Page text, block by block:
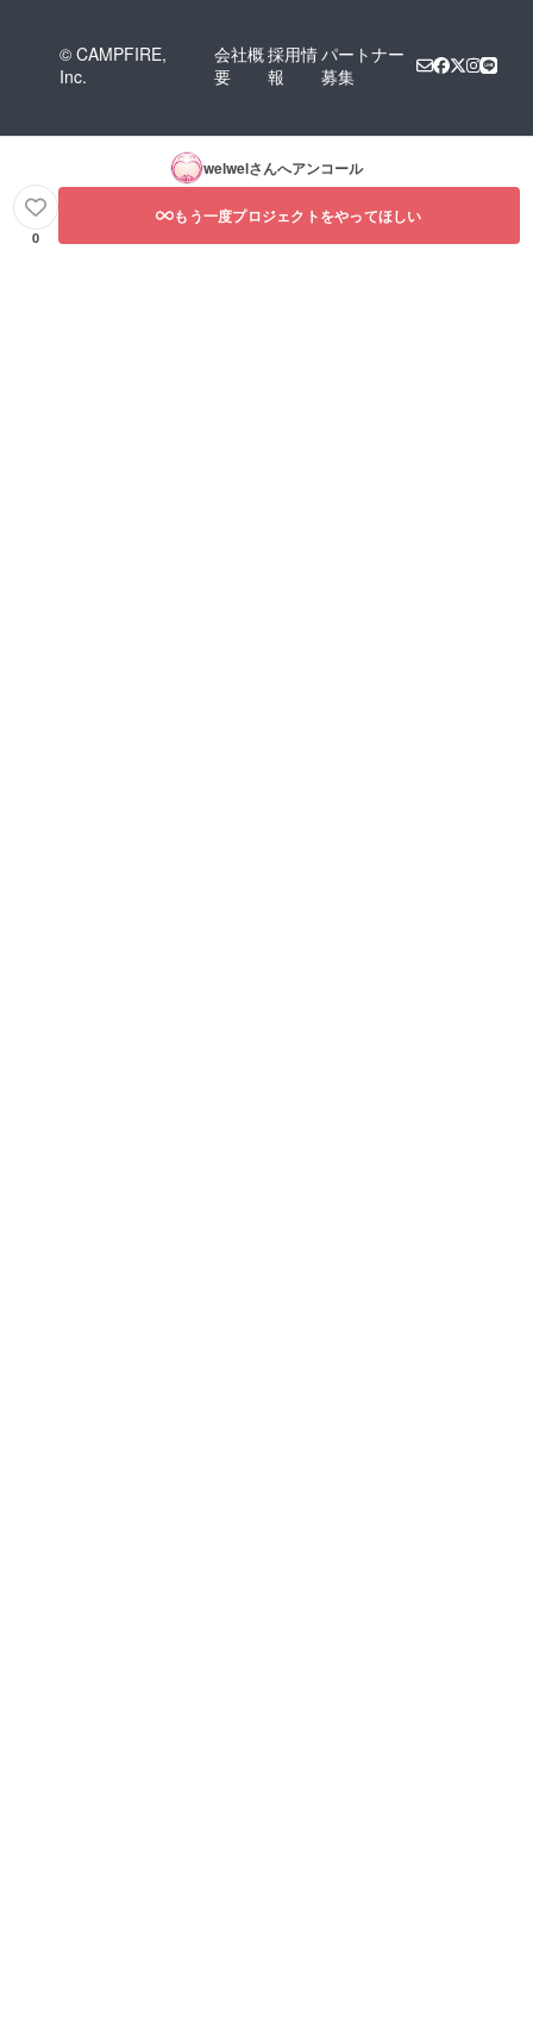
© CAMPFIRE,
Inc.
会社概
要
採用情
報
パートナー
募集
welwelさんへアンコール
0
もう一度プロジェクトをやってほしい